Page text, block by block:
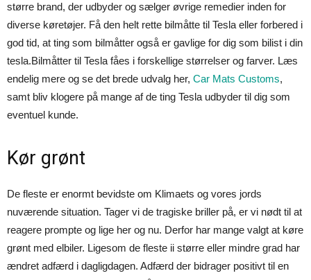
større brand, der udbyder og sælger øvrige remedier inden for
diverse køretøjer. Få den helt rette bilmåtte til Tesla eller forbered i
god tid, at ting som bilmåtter også er gavlige for dig som bilist i din
tesla.Bilmåtter til Tesla fåes i forskellige størrelser og farver. Læs
endelig mere og se det brede udvalg her, Car Mats Customs,
samt bliv klogere på mange af de ting Tesla udbyder til dig som
eventuel kunde.
Kør grønt
De fleste er enormt bevidste om Klimaets og vores jords
nuværende situation. Tager vi de tragiske briller på, er vi nødt til at
reagere prompte og lige her og nu. Derfor har mange valgt at køre
grønt med elbiler. Ligesom de fleste ii større eller mindre grad har
ændret adfærd i dagligdagen. Adfærd der bidrager positivt til en